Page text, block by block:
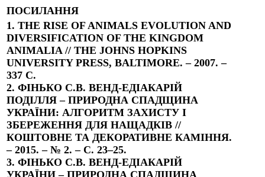
ПОСИЛАННЯ
1. THE RISE OF ANIMALS EVOLUTION AND
DIVERSIFICATION OF THE KINGDOM
ANIMALIA // THE JOHNS HOPKINS
UNIVERSITY PRESS, BALTIMORE. – 2007. –
337 C.
2. ФІНЬКО С.В. ВЕНД-ЕДІАКАРІЙ
ПОДІЛЛЯ – ПРИРОДНА СПАДЩИНА
УКРАЇНИ: АЛГОРИТМ ЗАХИСТУ І
ЗБЕРЕЖЕННЯ ДЛЯ НАЩАДКІВ //
КОШТОВНЕ ТА ДЕКОРАТИВНЕ КАМІННЯ.
– 2015. – № 2. – С. 23–25.
3. ФІНЬКО С.В. ВЕНД-ЕДІАКАРІЙ
УКРАЇНИ – ПРИРОДНА СПАДЩИНА